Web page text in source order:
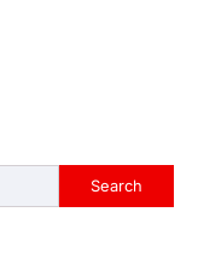
Search